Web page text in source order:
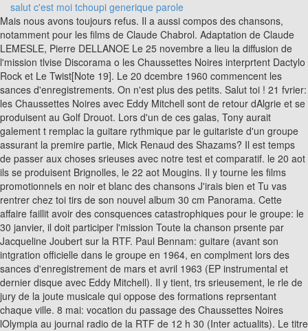
salut c'est moi tchoupi generique parole
Mais nous avons toujours refus. Il a aussi compos des chansons, notamment pour les films de Claude Chabrol. Adaptation de Claude LEMESLE, Pierre DELLANOE Le 25 novembre a lieu la diffusion de l'mission tlvise Discorama o les Chaussettes Noires interprtent Dactylo Rock et Le Twist[Note 19]. Le 20 dcembre 1960 commencent les sances d'enregistrements. On n'est plus des petits. Salut toi ! 21 fvrier: les Chaussettes Noires avec Eddy Mitchell sont de retour dAlgrie et se produisent au Golf Drouot. Lors d'un de ces galas, Tony aurait galement t remplac la guitare rythmique par le guitariste d'un groupe assurant la premire partie, Mick Renaud des Shazams? Il est temps de passer aux choses srieuses avec notre test et comparatif. le 20 aot ils se produisent Brignolles, le 22 aot Mougins. Il y tourne les films promotionnels en noir et blanc des chansons J'irais bien et Tu vas rentrer chez toi tirs de son nouvel album 30 cm Panorama. Cette affaire faillit avoir des consquences catastrophiques pour le groupe: le 30 janvier, il doit participer l'mission Toute la chanson prsente par Jacqueline Joubert sur la RTF. Paul Bennam: guitare (avant son intgration officielle dans le groupe en 1964, en complment lors des sances d'enregistrement de mars et avril 1963 (EP instrumental et dernier disque avec Eddy Mitchell). Il y tient, trs srieusement, le rle de jury de la joute musicale qui oppose des formations reprsentant chaque ville. 8 mai: vocation du passage des Chaussettes Noires lOlympia au journal radio de la RTF de 12 h 30 (Inter actualits). Le titre Crois-moi mon cur (interprt dans le film par Eddy Mitchell et les Chaussettes Noires) y est officiellement attribu au chanteur sur disque et non aux Chaussettes Noires. INA, Eddy Mitchell Je ne pense qu lamour, mission Toute la chanson diffuse le 29 avril 1963 (RTF / ORTF). Jean-Louis Licard: guitare et basse (guitare solo des Pirates en 1963-64 et des Champions en 1964) pour les galas donns durant l't 1963; Paul Bennam: guitare et basse, en remplacement de Tony d'Arpa et Aldo Martinez en 1963. Le 7 septembre ils sont Bordeaux, le 9 septembre Boulogne Sur Mer, le 10 septembre Tourcoing et Roubaix (Au Colise Roubaix?). Cet enregistrement sortira plus tard, quand les Chaussettes Noires seront connus, sous la forme d'un disque actate tirage limit[76]. Le 14 dcembre les Chaussettes noires enregistrent La leon de twist[Note 13]. Les cookies assurent le bon fonctionnement de nos services. Il est parti trs loin. , Ce n'est pas Eddy qui n'a plus voulu des Chaussettes. La liste des galas effectus entre mars 1961 et fvrier 1962, est imprime au verso de la pochette du 30 cm Le 2000000. Ce titre sera leur indicatif dentre en scne dans leur deuxime carrire. Le 20 janvier 1986, Silvio Berlusconi prsente les programmes de sa future chane commerciale, officiellement baptise La Cinq, petite sur drive du Canale 5 italien, aux journalistes, industriels et publicitaires afin de convaincre ces derniers d'acheter du temps d'antenne publicitaire pour financer la chane 17. Dans le courant du mois, les galas prvus partir du 6 fvrier dans la salle parisienne de Bobino, sont annuls. Alors quand on va reprendre, je ne marche plus pour partager en cinq. Page 96, pisode du clou dans la chaussure de Tony - Thierry Liesenfeld Les Chaussettes Noires - Ceci est leur Histoire (2003, Kaloh Production). Prsent par l'actrice Jacqueline Monsigny, il y apparat en tenue de cowboy assis sur la barrire d'un enclos vaches, 8 & 19 mars: sances instrumentales des Chaussettes Noires sans Eddy Mitchell, 21 mars: diffusion de lmission Monsieur tout le Monde o on peut voir les Chaussettes Noires avec Eddy Mitchell sur la scne du Golf Drouot, interprter en playback Peppermint Twist. On leur disait: coutez, travaillez, apprenez ces chansons, parce que vous allez les retrouver et les accompagner sur scne en rentrant. Le 21 novembre les Chaussettes noires sont au Club Saint-Hilaire Paris o ils font danser le twist devant les photographes la chanteuse Claire Ferval et dautres starlettes du moment. Planche photographique "contact" ralise pour. Les Chaussettes noires donnent un gala Cassis. INA, mission ge tendre et tte de bois diffuse le 30/05/1961 (RTF / ORTF). Pour son dernier jour officiel sous les drapeaux (le 30 aot), il se produit dans la salle de projection de la caserne Dupleix devant un parterre d'officiers et d'appels. Le groupe se produit avec lui La Mutualit fin octobre. partir du 4 mai 1963, pour une dizaine de jours (du 4 au 13 mai), ils sont nouveau l'Olympia[Note 7]. () J'ai trs trs bien compris sa position. - Miwiboo est la chane ddie vos enfants. Au mme moment, le 26 fvrier, le film Cherchez lIdole sort sur les crans. Paul Bennam, qui tient la guitare solo, l'interprtera de nouveau sur scne en fvrier 2005 avec Gilbert Bastelica et les Socquettes blanches au Club Lionel Hampton du Mridien de Paris, puis dans le cadre dune fte familiale au Chalet de la Porte Jaune dans le bois de Vincennes en septembre 2009. Ce mme mois sort leur second super 45 tours comprenant (notamment) les succs Daniela et Eddie sois bon. Paroles Michel Sardou Avec cette dition de la Coupe du Monde de Football 2022, de nombreuses chansons deviennent des hymnes pour les diffrentes quipes. Compos par Georges Garvarentz, ce succs n'est pourtant gure apprci des Chaussettes Noires, qui considrent que c'est de la soupe, d'autant qu'il fait de l'ombre l'autre titre phare adapt du classique de Chuck Berry Johnny B. Goode[23]. Le reste des titres de ce premier disque sans Eddy a une tonalit trs country[Note 13]. Ils n'ont pas boug le pouce quand j'lanais l'appel de dtresse. Comme le "I Will Survive" qui accompagna le France en 1998, il semblerait que le vestiaires franais ait choisi le clbre tube "Freed From Desire" de Gala, morceau dont vous pourrez retrouver les paroles et la traduction. La formation se produit dans toute la France [Note 15]: le 8 avril Montgeron, le 14 avril pinal, le 15 avril Fesche-le-Chtel, le 16 avril Mulhouse, le 17 avril Colmar, le 23 avril Nancy dans le cadre du Gala de la Gait anim par Jean Nohain, le 24 avril Forbach, le 25 avril Verdun. Les membres historiques du groupe, Tony et Aldo sont l'poque dcds. Fin avril: rptitions lOlympia en vue de la srie de galas de mai. 31 janvier: reportage photo pour la revue Radio Magazine des Chaussettes Noires mis en scne chez eux, dans la cit des Emouleuses Crteil: on peut y voit Tony twistant avec sa petite sur, William dans sa chambre, Eddy sur un toboggan dans une aire de jeux. C'est ce gala qu'a eu lieu l'pisode du clou dans la chaussure de Tony, oblig de quitter prcipitamment la scne pour revenir ensuite sans chaussures et en chaussettes bleues[Note 20], provoquant un clat de rire gnral dans le public. Le lendemain, 18 juin, les Chaussettes noires se produisent au 2e festival de rock n Roll au Palais des Sports Paris (devant un immense portrait dElvis Presley). Un article de Wikipdia, l'encyclopdie libre. Le 19 avril le groupe passe la tlvision dans lmission Rue de la gat prsente par Anne-Marie Carrire et y interprte Hey Pony en direct[Note 16]. Le 13 septembre ils sont Rouen. INA, mission Discorama diffuse le 25/11/1961 (RTF / ORTF). Dans laprs-midi le groupe s'est livr une (dernire) sance de ddicaces dans une librairie de la ville. On vas lire et compter. La salle est baptise le Studio Paris Amateur (SPA)[76]. Le 19 mars, les Chaussettes noires sont au programme de lmission tlvise Le Train de la gat o ils interprtent Daniela et Be bop A Lula. Pages pour les contributeurs dconnects en savoir plus. 30 mars: pr-inauguration du tremplin du Golf-Drouot par le groupe niois Les Loups Garous. La proposition de continuer, avec Eddy en leader et les Chaussettes en simples accompagnateurs, o le chanteur toucherait la moiti des cachets, est rejete par le groupe. Le 7 novembre, ils sont au programme de l'Olympia de Paris, avec Helen Shapiro et Vince Taylor. Cinmonde pour son numro du 4 fvrier publie un petit reportage assez complet sur la nouvelle formule du groupe. Paroles.net dispose d'un accord de licence de paroles de chansons avec la Socit des Editeurs et Auteurs de Musique (SEAM) Gilbert Bastelica (ex-Chaussettes noires) . Durant l't, ils sont en concerts dans le sud de la France, le 14 juillet 1964 Als, le 15 Carpentras et le 16 Annecy (en premire partie de Gene Vincent)[60]. 45+ Exercices Ce2 Les Nombres Pairs Et Impaires Ce2 Gif, 35+ Jeux Gratuits Pour Adultes Et Enfants Pics, 33+ Store Isothermestore Obscurit Totale Pics, 34+ Carport Occasion Le Bon Coin Pour Voiture Pictures, 23+ Fifa Eliminatoire Coupe Du Monde 2022 Gif, 15+ Prediction Fifa Coupe Du Monde 2022 PNG, Download Les quipes Qualifies La Coupe Du Monde Qatar PNG, Download Coupe Du Monde Qatar Ouvriers Morts Pictures. Paroles.net 17 aot: rediffusion tlvise de Douce France avec Eddy Mitchell dans Cest si bon. Jean-Pierre Chichportich est encore prsent pour l'occasion la batterie minimum (caisse claire / cymbale); il cdera ensuite compltement sa place Gilbert jusquen dcembre 1962. Le groupe se produit devant les soldats Oran, Bne, Bougie, Colomb Bchar, Sidi Bel Abbes, Le Lido, Teleghma, Philippeville. Dominique Zardi tait aussi crivain, auteur d'une dizaine de romans. Ce titre, trs rock et dans le style Chaussettes noires, est un original d au duo Aznavour-Garvarentz, enregistr par Eddy Mitchell avec probablement Michel Gaucher au saxophone et la plupart des musiciens de studio ayant particip aux sances studio des Chaussettes noires. 6 novembre: la presse annonce le procs quengage William contre Eddy et Aldo. Il enregistre seul dbut octobre 1962 les titres Mais reviens-moi, C'est nous, Quand c'est de l'amour, Angel, sortis en novembre en EP. . Les chroniques de la presse (Radio Magazine du 17 mars titre Matt remplace Eddie soldat) annoncent un changement de chanteur (Eddy tant larme). La Terre t'attend, Ulysse. C'est moi qui suis Colargol. En savoir plus. En fvrier 1962,